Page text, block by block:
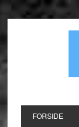
FORSIDE